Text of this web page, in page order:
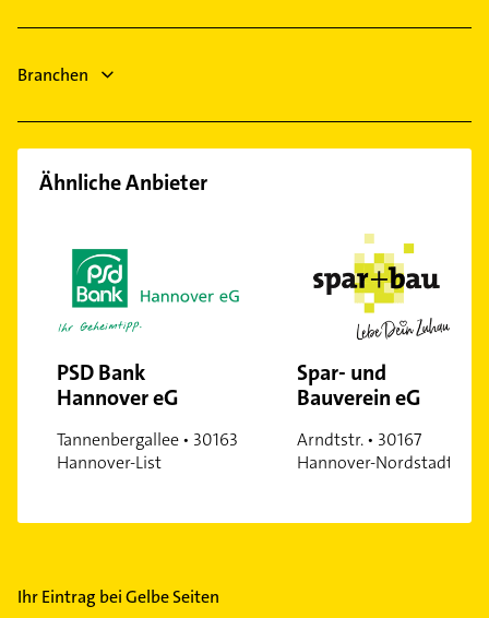
List
Nordstadt
Oststadt
Südstadt
Vahrenwald
Wettbergen
Immobilienmakler
Fensterbauer
Phoniatrie
Klempner
Gasinstallateur
Branchen
Ähnliche Anbieter
PSD Bank
Hannover eG
Tannenbergallee • 30163
Hannover-List
Spar- und
Bauverein eG
Arndtstr. • 30167
Hannover-Nordstadt
Ihr Eintrag bei Gelbe Seiten